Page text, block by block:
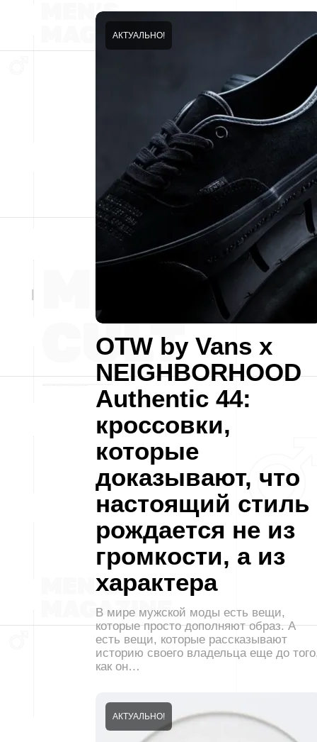
OTW by Vans x
NEIGHBORHOOD
Authentic 44:
кроссовки,
которые
доказывают, что
настоящий стиль
рождается не из
громкости, а из
характера
АКТУАЛЬНО!
В мире мужской моды есть вещи,
которые просто дополняют образ. А
есть вещи, которые рассказывают
историю своего владельца еще до
как он…
АКТУАЛЬНО!